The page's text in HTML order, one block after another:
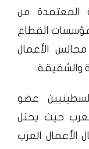
المعتمدة من
القطاع
الأعمال
والشقيقة.
عضو
حيث يحتل
الأعمال العرب